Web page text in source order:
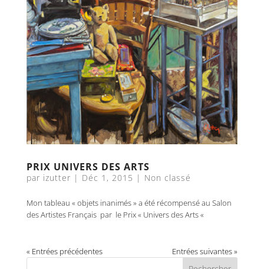
PRIX UNIVERS DES ARTS
par izutter | Déc 1, 2015 | Non classé
Mon tableau « objets inanimés » a été récompensé au Salon
des Artistes Français par le Prix « Univers des Arts «
« Entrées précédentes Entrées suivantes »